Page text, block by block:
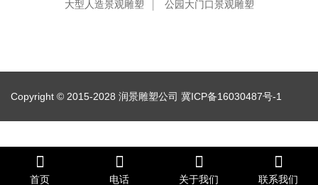
大型人造景观雕塑
公园大门口景观雕塑
Copyright © 2015-2028 润景雕塑公司 冀ICP备16030487号-1
首页 电话 关于我们 联系我们